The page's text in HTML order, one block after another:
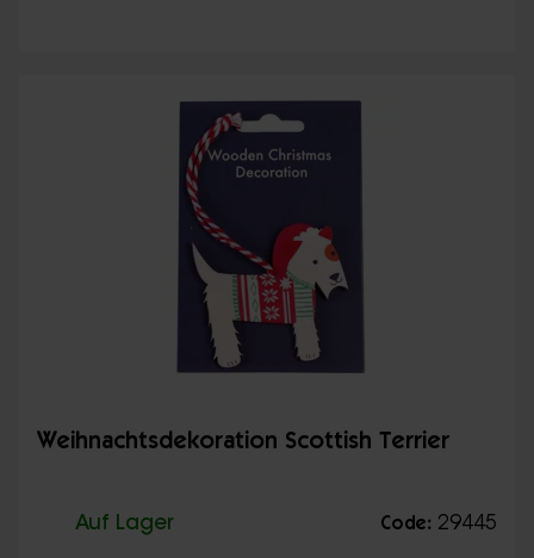
Weihnachtsdekoration Scottish Terrier
Auf Lager Code: 29445